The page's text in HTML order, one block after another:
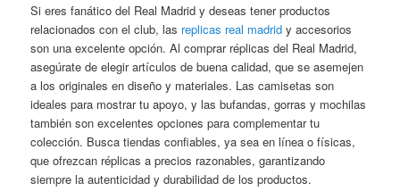
Si eres fanático del Real Madrid y deseas tener productos
relacionados con el club, las replicas real madrid y accesorios
son una excelente opción. Al comprar réplicas del Real Madrid,
asegúrate de elegir artículos de buena calidad, que se asemejen
a los originales en diseño y materiales. Las camisetas son
ideales para mostrar tu apoyo, y las bufandas, gorras y mochilas
también son excelentes opciones para complementar tu
colección. Busca tiendas confiables, ya sea en línea o físicas,
que ofrezcan réplicas a precios razonables, garantizando
siempre la autenticidad y durabilidad de los productos.